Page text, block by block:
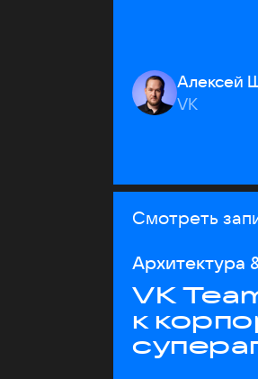
Алексей
VK
Смотреть
Архитектура
VK
к